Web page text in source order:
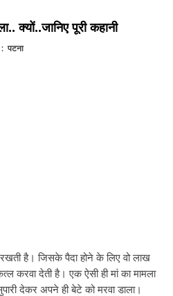
और सिक्स लेन की मंजूरी.. जानिए किन-किन
क्यों..जानिए पूरी कहानी
: पटना
है। जिसके पैदा होने के लिए वो लाख
करवा देती है। एक ऐसी ही मां का मामला
देकर अपने ही बेटे को मरवा डाला।